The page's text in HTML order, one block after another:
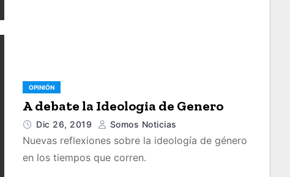
OPINIÓN
A debate la Ideologia de Genero
Dic 26, 2019 Somos Noticias
Nuevas reflexiones sobre la ideología de género
en los tiempos que corren.